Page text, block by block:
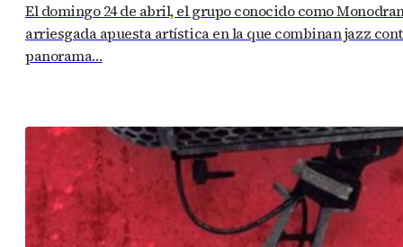
El domingo 24 de abril, el grupo conocido como
arriesgada apuesta artística en la que combinan jazz
panorama…